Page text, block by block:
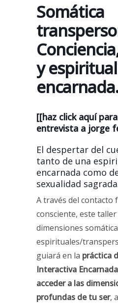
Somática
y
encarnada.
[[haz click aquí
entrevista a jorge
El despertar del
tanto de una
encarnada como
sexualidad
A través del contacto
consciente, este
dimensiones
espirituales/
guiará en la práctica
Interactiva
acceder a las
profundas de tu ser,